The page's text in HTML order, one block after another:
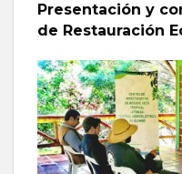
Presentación y
de Restauración